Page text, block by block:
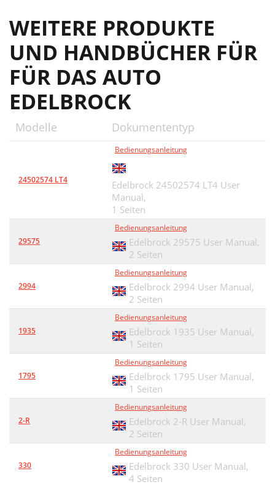
WEITERE PRODUKTE
UND HANDBÜCHER FÜR
FÜR DAS AUTO
EDELBROCK
Modelle Dokumententyp
24502574 LT4
Bedienungsanleitung
Edelbrock 24502574 LT4 User
Manual,
1 Seiten
29575
Bedienungsanleitung
Edelbrock 29575 User Manual,
2 Seiten
2994
Bedienungsanleitung
Edelbrock 2994 User Manual,
2 Seiten
1935
Bedienungsanleitung
Edelbrock 1935 User Manual,
1 Seiten
1795
Bedienungsanleitung
Edelbrock 1795 User Manual,
1 Seiten
2-R
Bedienungsanleitung
Edelbrock 2-R User Manual,
2 Seiten
330
Bedienungsanleitung
Edelbrock 330 User Manual,
4 Seiten